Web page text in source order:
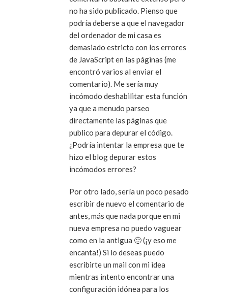
no ha sido publicado. Pienso que
podría deberse a que el navegador
del ordenador de mi casa es
demasiado estricto con los errores
de JavaScript en las páginas (me
encontró varios al enviar el
comentario). Me sería muy
incómodo deshabilitar esta función
ya que a menudo parseo
directamente las páginas que
publico para depurar el código.
¿Podría intentar la empresa que te
hizo el blog depurar estos
incómodos errores?
Por otro lado, sería un poco pesado
escribir de nuevo el comentario de
antes, más que nada porque en mi
nueva empresa no puedo vaguear
como en la antigua 🙂 (¡y eso me
encanta!) Si lo deseas puedo
escribirte un mail con mi idea
mientras intento encontrar una
configuración idónea para los